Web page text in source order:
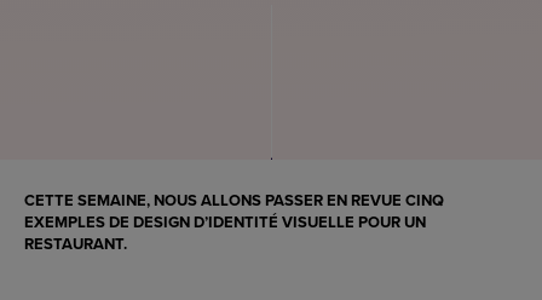
CETTE SEMAINE, NOUS ALLONS PASSER EN REVUE CINQ
EXEMPLES DE DESIGN D’IDENTITÉ VISUELLE POUR UN
RESTAURANT.